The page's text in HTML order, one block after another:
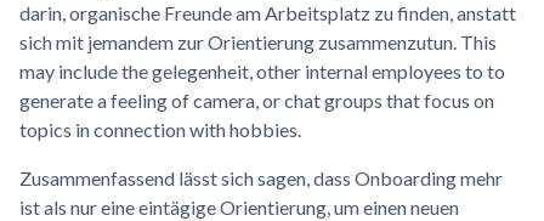
darin, organische Freunde am Arbeitsplatz zu finden, anstatt
sich mit jemandem zur Orientierung zusammenzutun. This
may include the gelegenheit, other internal employees to to
generate a feeling of camera, or chat groups that focus on
topics in connection with hobbies.
Zusammenfassend lässt sich sagen, dass Onboarding mehr
ist als nur eine eintägige Orientierung, um einen neuen